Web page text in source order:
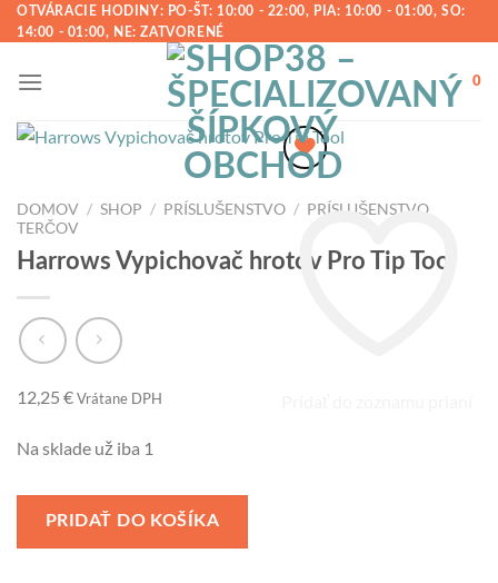
Preskočiť
na
OTVÁRACIE HODINY: PO-ŠT: 10:00 - 22:00, PIA: 10:00 - 01:00, SO:
14:00 - 01:00, NE: ZATVORENÉ
0
DOMOV / SHOP / PRÍSLUŠENSTVO / PRÍSLUŠENSTVO
TERČOV
Harrows Vypichovač hrotov Pro Tip Tool
12,25 €Vrátane DPH
Na sklade už iba 1
PRIDAŤ DO KOŠÍKA